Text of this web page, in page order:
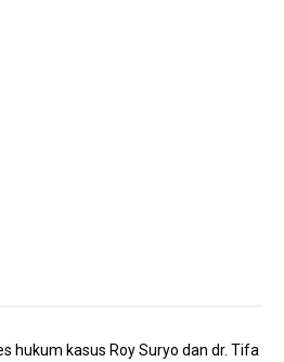
hukum kasus Roy Suryo dan dr. Tifa